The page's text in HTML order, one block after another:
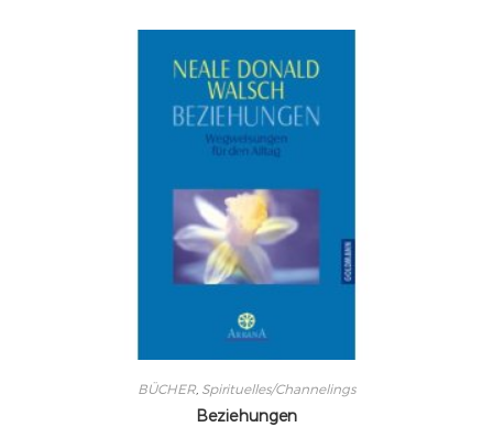
BÜCHER, Spirituelles/Channelings
Beziehungen